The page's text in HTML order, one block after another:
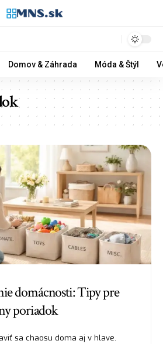
Domov & Záhrada Móda & Štýl
domácnosti: Tipy pre
poriadok
sa chaosu doma aj v hlave.